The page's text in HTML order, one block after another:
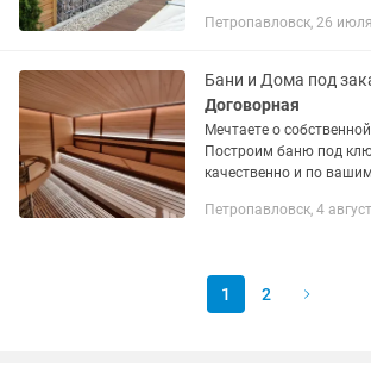
Облицовка бетона и зданий
Петропавловск, 26 июля
Бани и Дома под
Договорная
Мечтаете о
Построим баню под
качественно и по
изготовлением: • Бани
Петропавловск, 4
1 2